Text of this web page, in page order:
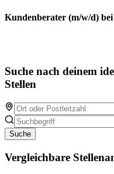
Kundenberater (m/w/d)
Suche nach deinem
Stellen
Suche
Vergleichbare